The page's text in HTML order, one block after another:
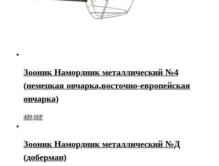
Зооник Намордник металлический №4
(немецкая овчарка,восточно-европейская
овчарка)
489,00Р
Зооник Намордник металлический №Д
(доберман)